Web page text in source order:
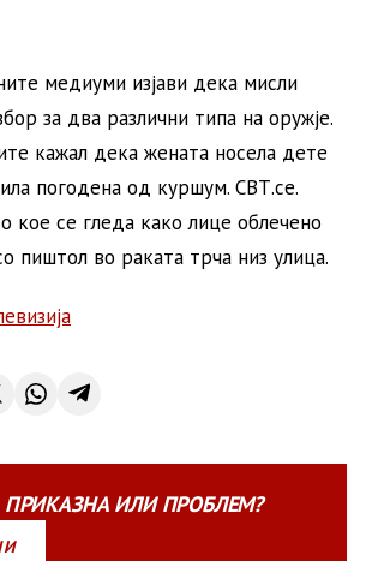
медиуми изјави дека мисли
за два различни типа на оружје.
кажал дека жената носела дете
погодена од куршум. СВТ.се.
кое се гледа како лице облечено
пиштол во раката трча низ улица.
ПРИКАЗНАИЛИПРОБЛЕМ?